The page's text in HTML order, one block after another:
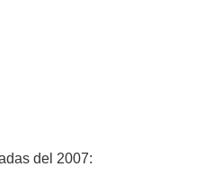
del 2007: